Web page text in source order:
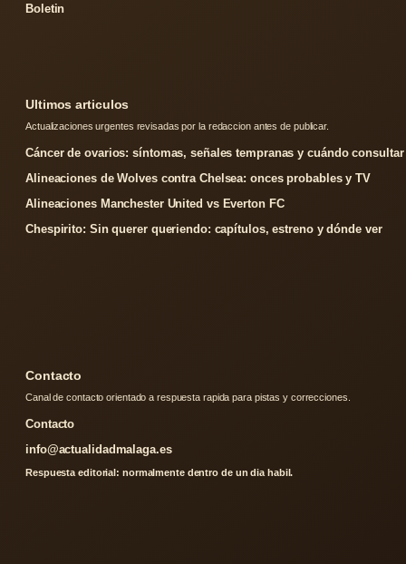
Boletin
Ultimos articulos
Actualizaciones urgentes revisadas por la redaccion antes de publicar.
Cáncer de ovarios: síntomas, señales tempranas y cuándo consultar
Alineaciones de Wolves contra Chelsea: onces probables y TV
Alineaciones Manchester United vs Everton FC
Chespirito: Sin querer queriendo: capítulos, estreno y dónde ver
Contacto
Canal de contacto orientado a respuesta rapida para pistas y correcciones.
Contacto
info@actualidadmalaga.es
Respuesta editorial: normalmente dentro de un dia habil.